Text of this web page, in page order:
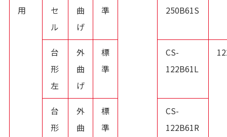
用
セ
ル
曲
げ
準
250B61S
台
形
左
外
曲
げ
標
準
CS-
122B61L
台
形
外
曲
標
準
CS-
122B61R